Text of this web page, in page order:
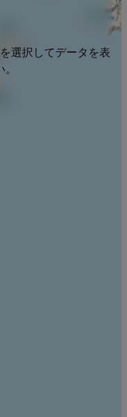
選択してデータを表